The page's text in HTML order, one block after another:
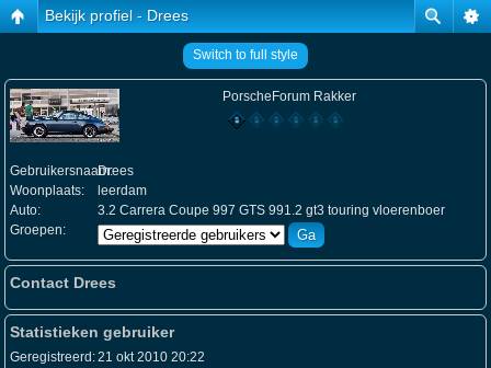
Bekijk profiel - Drees
Switch to full style
PorscheForum Rakker
Gebruikersnaam:Drees
Woonplaats:
leerdam
Auto:
3.2 Carrera Coupe 997 GTS 991.2 gt3 touring vloerenboer
Groepen:
Contact Drees
Statistieken gebruiker
Geregistreerd:21 okt 2010 20:22